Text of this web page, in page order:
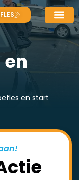
en
en start